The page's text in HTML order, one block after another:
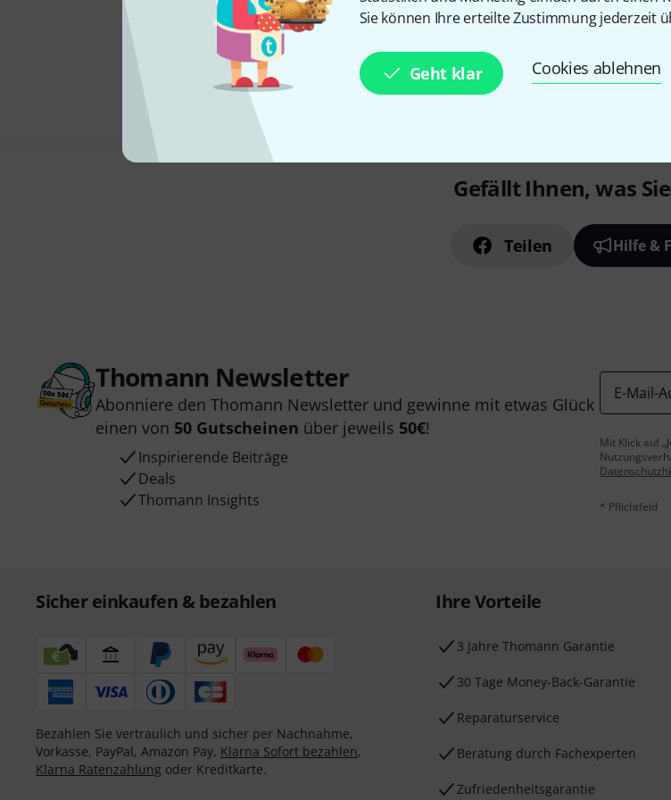
Sie können Ihre erteilte Zustimmung jederzeit
Geht klar Cookies ablehnen
Gefällt Ihnen, was
Teilen Hilfe &
Thomann Newsletter
Abonniere den Thomann Newsletter und gewinne mit etwas Glück
einen von 50 Gutscheinen über jeweils 50€!
Inspirierende Beiträge
Deals
Thomann Insights
E-Mail-
Mit Klick auf
* Pflichtfeld
Sicher einkaufen & bezahlen
Bezahlen Sie vertraulich und sicher per Nachnahme,
Vorkasse, PayPal, Amazon Pay, Klarna Sofort bezahlen,
Klarna Ratenzahlung oder Kreditkarte.
Ihre Vorteile
3 Jahre Thomann Garantie
30 Tage Money-Back-Garantie
Reparaturservice
Beratung durch Fachexperten
Zufriedenheitsgarantie